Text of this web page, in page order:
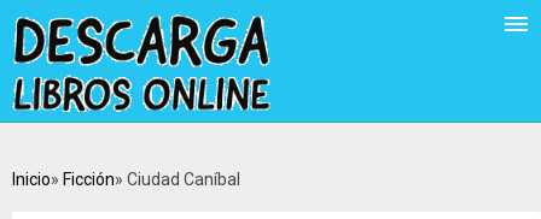
Inicio Ficción Ciudad Caníbal